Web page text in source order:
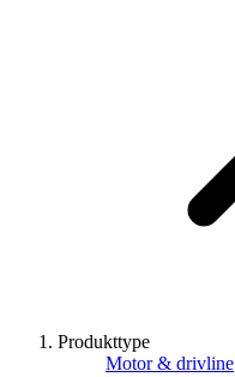
Produkttype
Motor & drivline